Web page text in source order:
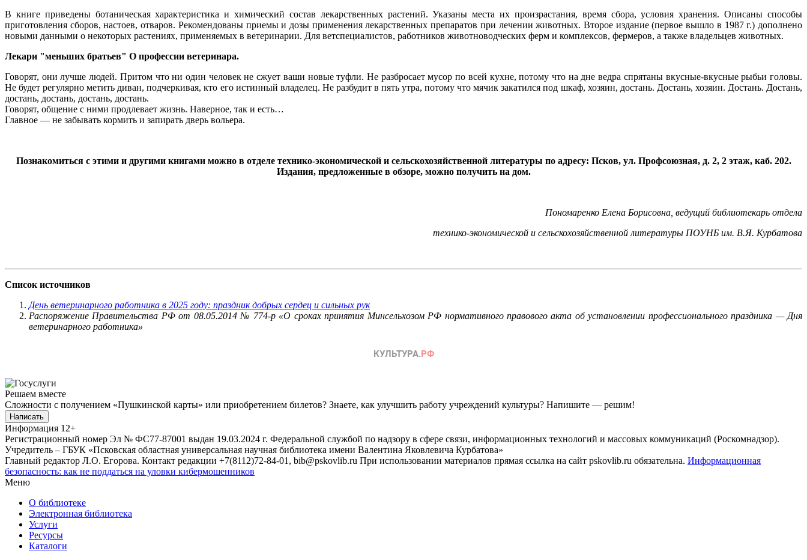
В книге приведены ботаническая характеристика и химический состав лекарственных растений. Указаны места их произрастания, время сбора, условия хранения. Описаны способы
приготовления сборов, настоев, отваров. Рекомендованы приемы и дозы применения лекарственных препаратов при лечении животных. Второе издание (первое вышло в 1987 г.) дополнено
новыми данными о некоторых растениях, применяемых в ветеринарии. Для ветспециалистов, работников животноводческих ферм и комплексов, фермеров, а также владельцев животных.
Лекари "меньших братьев" О профессии ветеринара.
Говорят, они лучше людей. Притом что ни один человек не сжует ваши новые туфли. Не разбросает мусор по всей кухне, потому что на дне ведра спрятаны вкусные-вкусные рыбьи головы.
Не будет регулярно метить диван, подчеркивая, кто его истинный владелец. Не разбудит в пять утра, потому что мячик закатился под шкаф, хозяин, достань. Достань, хозяин. Достань. Достань,
достань, достань, достань, достань.
Говорят, общение с ними продлевает жизнь. Наверное, так и есть…
Главное — не забывать кормить и запирать дверь вольера.
Познакомиться с этими и другими книгами можно в отделе технико-экономической и сельскохозяйственной литературы по адресу: Псков, ул. Профсоюзная, д. 2, 2 этаж, каб. 202.
Издания, предложенные в обзоре, можно получить на дом.
Пономаренко Елена Борисовна, ведущий библиотекарь отдела
технико-экономической и сельскохозяйственной литературы ПОУНБ им. В.Я. Курбатова
Список источников
День ветеринарного работника в 2025 году: праздник добрых сердец и сильных рук
Распоряжение Правительства РФ от 08.05.2014 № 774-р «О сроках принятия Минсельхозом РФ нормативного правового акта об установлении профессионального праздника — Дня
ветеринарного работника»
Решаем вместе
Сложности с получением «Пушкинской карты» или приобретением билетов? Знаете, как улучшить работу учреждений культуры? Напишите — решим!
Написать
Информация 12+
Регистрационный номер Эл № ФС77-87001 выдан 19.03.2024 г. Федеральной службой по надзору в сфере связи, информационных технологий и массовых коммуникаций (Роскомнадзор).
Учредитель – ГБУК «Псковская областная универсальная научная библиотека имени Валентина Яковлевича Курбатова»
Главный редактор Л.О. Егорова. Контакт редакции +7(8112)72-84-01, bib@pskovlib.ru При использовании материалов прямая ссылка на сайт pskovlib.ru обязательна. Информационная
безопасность: как не поддаться на уловки кибермошенников
Меню
О библиотеке
Электронная библиотека
Услуги
Ресурсы
Каталоги